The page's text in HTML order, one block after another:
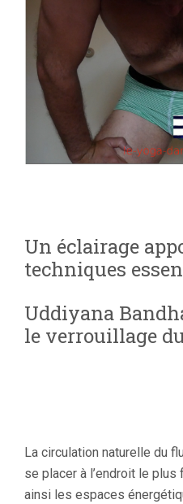
Un éclairage
techniques
Uddiyana
le verrouillage
La circulation naturelle du
se placer à l’endroit le plus
ainsi les espaces